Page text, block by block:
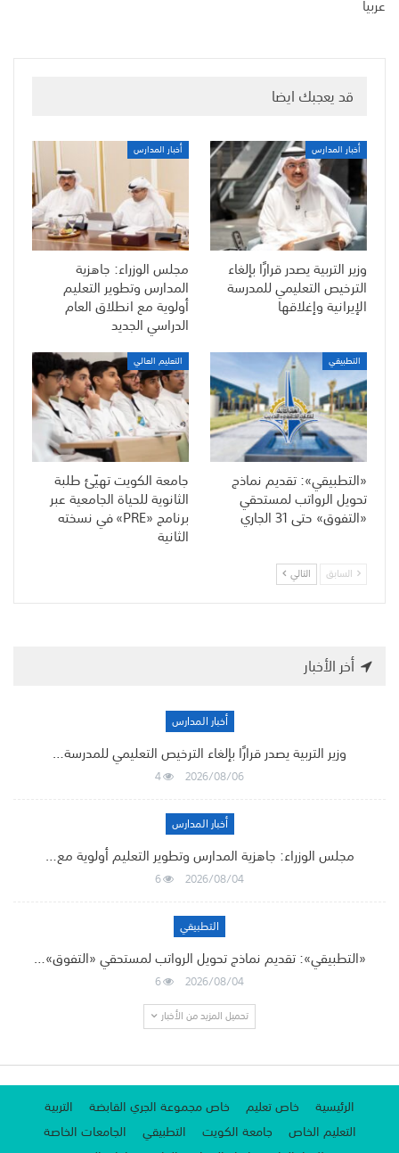
قد يعجبك ايضا
أخبار المدارس
وزير التربية يصدر قرارًا بإلغاء
الترخيص التعليمي للمدرسة
الإيرانية وإغلاقها
أخبار المدارس
مجلس الوزراء: جاهزية
المدارس وتطوير التعليم
أولوية مع انطلاق العام
الدراسي الجديد
التطبيقي
«التطبيقي»: تقديم نماذج
تحويل الرواتب لمستحقي
«التفوق» حتى 31 الجاري
التعليم العالي
جامعة الكويت تهيّئ طلبة
الثانوية للحياة الجامعية عبر
برنامج «PRE» في نسخته
الثانية
السابق التالي
أخر الأخبار
أخبار المدارس
وزير التربية يصدر قرارًا بإلغاء الترخيص التعليمي للمدرسة…
2026/08/06
4
أخبار المدارس
مجلس الوزراء: جاهزية المدارس وتطوير التعليم أولوية مع…
2026/08/04
6
التطبيقي
«التطبيقي»: تقديم نماذج تحويل الرواتب لمستحقي «التفوق»…
2026/08/04
6
تحميل المزيد من الأخبار
الرئيسية خاص تعليم خاص مجموعة الجري القابضة
التربية
التعليم الخاص
جامعة الكويت التطبيقي
الجامعات الخاصة